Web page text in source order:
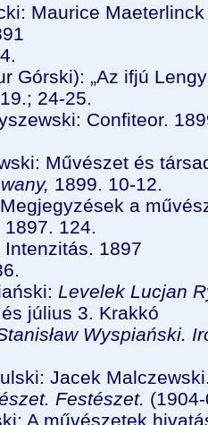
Maurice
Górski): „Az ifjú
24-25.
Confiteor.
Művészet és
1899. 10-12.
a
1897. 124.
1897
Levelek Lucjan
július 3. Krakkó
Wyspiański.
Jacek
Festészet.
A művészetek